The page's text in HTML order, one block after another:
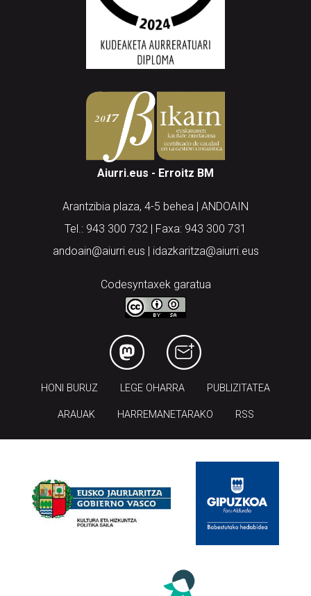
Aiurri.eus - Erroitz BM
Arantzibia plaza, 4-5 behea | ANDOAIN
Tel.: 943 300 732 | Faxa: 943 300 731
andoain@aiurri.eus | idazkaritza@aiurri.eus
Codesyntaxek garatua
HONI BURUZ LEGE OHARRA PUBLIZITATEA
ARAUAK HARREMANETARAKO RSS